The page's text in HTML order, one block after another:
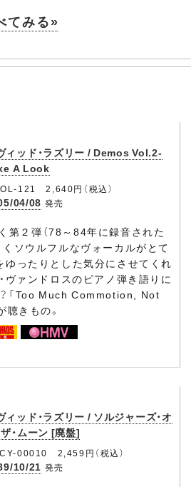
てみる»
ィッド・ラズリー / Demos Vol.2-
A Look
121 2,640円（税込）
04/08 発売
第２弾（78～84年に録音された
くソウルフルなヴォーカルがとて
ゆったりとした気分にさせてくれ
ヴァンドロスのピアノ弾き語りに
「Too Much Commotion, Not
きもの。
ィッド・ラズリー / ソルジャーズ・オ
ザ・ムーン [廃盤]
00010 2,459円（税込）
10/21 発売